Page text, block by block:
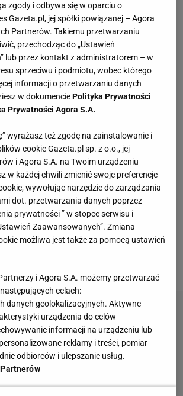
NAJNOWSZE
bieżnia do małego mieszkania.
sprzęt mieści się pod łóżko
są porządne jak za dawnych lato.
wzory, a ceny? Nawet mniej niż 50 zł
jest zwykły burger. Jego smak podkręca
składnik
PROMOCYJNY
przyłapie każdego, kto odwiedza
w nocy. I sarnę, i złodzieja
gramofony wracają do łask. Polacy na
zgody i odbywa się w oparciu o
Gazeta.pl, jej spółki powiązanej – Agora
Partnerów. Takiemu przetwarzaniu
przechodząc do „Ustawień
lub przez kontakt z administratorem – w
sprzeciwu i podmiotu, wobec którego
informacji o przetwarzaniu danych
w dokumenciePolityka Prywatności
Prywatności Agora S.A.
wyrażasz też zgodę na zainstalowanie i
cookie Gazeta.pl sp. z o.o., jej
i Agora S.A. na Twoim urządzeniu
w każdej chwili zmienić swoje preferencje
wywołując narzędzie do zarządzania
dot. przetwarzania danych poprzez
prywatności ” w stopce serwisu i
Zaawansowanych”. Zmiana
możliwa jest także za pomocą ustawień
i Agora S.A. możemy przetwarzać
celach:
danych geolokalizacyjnych. Aktywne
urządzenia do celów
informacji na urządzeniu lub
reklamy i treści, pomiar
odbiorców i ulepszanie usług.